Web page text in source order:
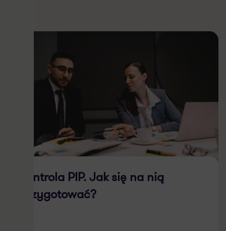
Kontrola PIP. Jak się na nią
przygotować?